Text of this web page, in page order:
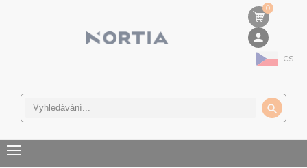
0
person
cs
